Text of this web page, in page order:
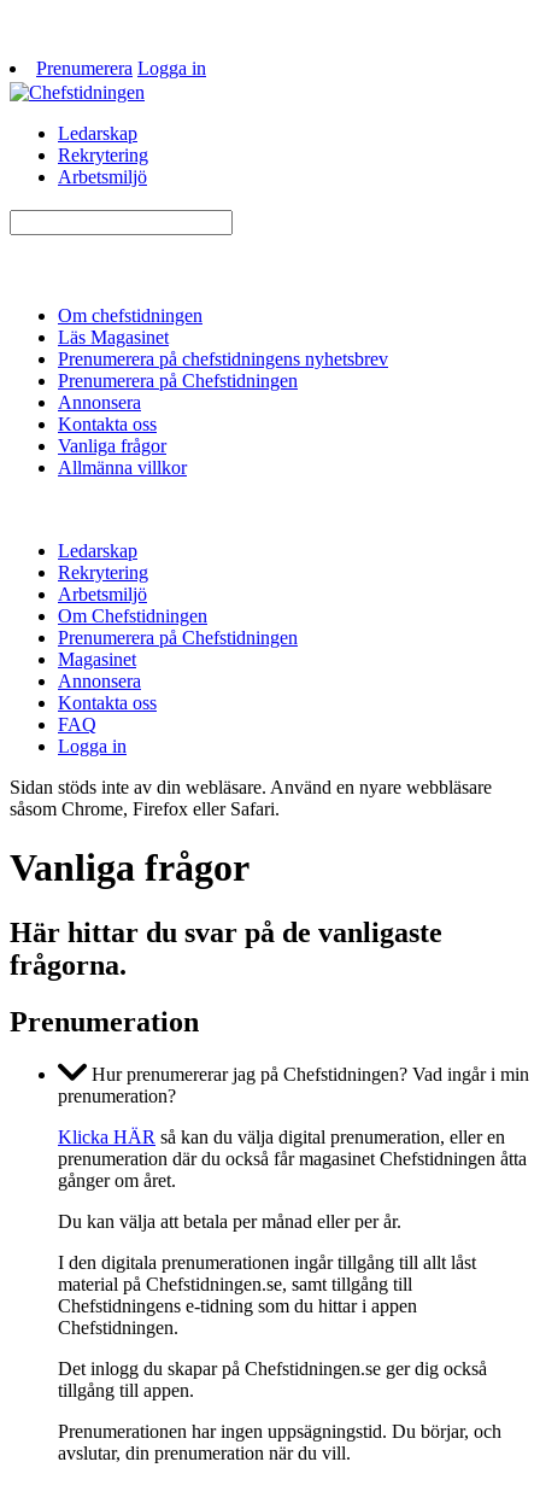
Prenumerera Logga in
Ledarskap
Rekrytering
Arbetsmiljö
Om chefstidningen
Läs Magasinet
Prenumerera på chefstidningens nyhetsbrev
Prenumerera på Chefstidningen
Annonsera
Kontakta oss
Vanliga frågor
Allmänna villkor
Ledarskap
Rekrytering
Arbetsmiljö
Om Chefstidningen
Prenumerera på Chefstidningen
Magasinet
Annonsera
Kontakta oss
FAQ
Logga in
Sidan stöds inte av din webläsare. Använd en nyare webbläsare
såsom Chrome, Firefox eller Safari.
Vanliga frågor
Här hittar du svar på de vanligaste
frågorna.
Prenumeration
Hur prenumererar jag på Chefstidningen? Vad ingår i min
prenumeration?
Klicka HÄR så kan du välja digital prenumeration, eller en
prenumeration där du också får magasinet Chefstidningen åtta
gånger om året.
Du kan välja att betala per månad eller per år.
I den digitala prenumerationen ingår tillgång till allt låst
material på Chefstidningen.se, samt tillgång till
Chefstidningens e-tidning som du hittar i appen
Chefstidningen.
Det inlogg du skapar på Chefstidningen.se ger dig också
tillgång till appen.
Prenumerationen har ingen uppsägningstid. Du börjar, och
avslutar, din prenumeration när du vill.